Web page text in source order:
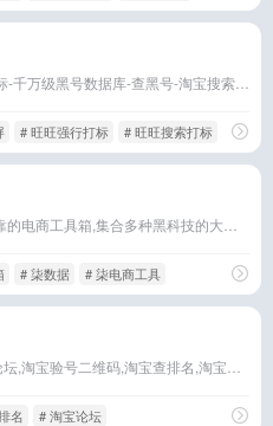
# 旺旺强行打标 # 旺旺搜索打标
# 柒数据 # 柒电商工具
名 # 淘宝论坛